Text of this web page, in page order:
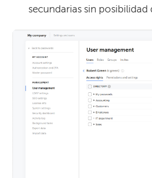
secundarias sin